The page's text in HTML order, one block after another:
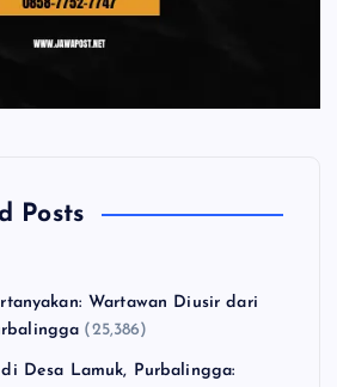
Posts
Wartawan Diusir dari
(25,386)
Desa Lamuk, Purbalingga: